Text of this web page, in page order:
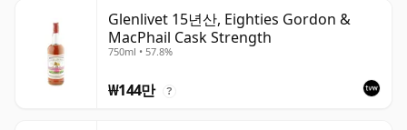
Glenlivet 15년산, Eighties Gordon &
MacPhail Cask Strength
750ml • 57.8%
₩144만 ?